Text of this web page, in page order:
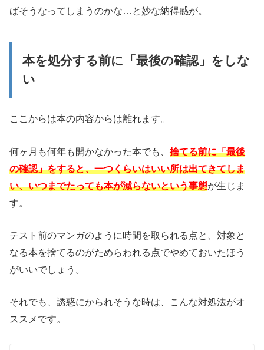
ばそうなってしまうのかな…と妙な納得感が。
本を処分する前に「最後の確認」をしな
い
ここからは本の内容からは離れます。
何ヶ月も何年も開かなかった本でも、捨てる前に「最後
の確認」をすると、一つくらいはいい所は出てきてしま
い、いつまでたっても本が減らないという事態が生じま
す。
テスト前のマンガのように時間を取られる点と、対象と
なる本を捨てるのがためらわれる点でやめておいたほう
がいいでしょう。
それでも、誘惑にかられそうな時は、こんな対処法がオ
ススメです。